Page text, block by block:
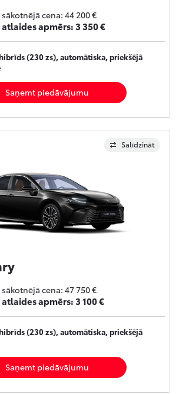
sākotnējā cena: 44 200 €
atlaides apmērs:3 350 €
(230 zs), automātiska, priekšējā
Saņemt piedāvājumu
Salīdzināt
sākotnējā cena: 47 750 €
atlaides apmērs:3 100 €
(230 zs), automātiska, priekšējā
Saņemt piedāvājumu